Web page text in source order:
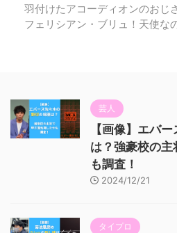
羽付けたアコーディオンのおじ
フェリシアン・ブリュ！天使な
芸人
【画像】エバ
は？強豪校の
も調査！
2024/12/21
タイプロ